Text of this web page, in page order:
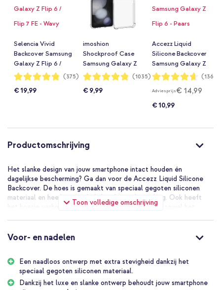
Selencia Vivid
Backcover Samsung
Galaxy Z Flip 6 /
Flip 7 FE - Wavy
Waardering:
96%
(375)
€ 19,99
imoshion
Shockproof Case
Samsung Galaxy Z
Flip 6 - Transparant
Waardering:
96%
(1035)
€ 9,99
Accezz Liquid
Silicone Backcover
Samsung Galaxy Z
Flip 6 - Paars
Waardering:
93%
(1365)
Adviesprijs€ 14,99
€ 10,99
Productomschrijving
Toon volledige omschrijving
Het slanke design van jouw smartphone intact houden én
dagelijkse bescherming? Ga dan voor de Accezz Liquid Silicone
Backcover. De hoes is gemaakt van speciaal gegoten siliconen
materiaal en heeft een schokabsorberende werking. Ook heeft
het hoesje verhoogde randen, dit zorgt ervoor dat zowel het
achterkant van jouw toestel. Dankzij het slanke design van de hoes
Dagelijkse bescherming van jouw smartphone
Het hoesje is vervaardigd uit speciaal gegoten siliconen materiaal.
Dit schokabsorberende materiaal zorgt voor bescherming van je
Voor- en nadelen
Een naadloos ontwerp met extra stevigheid dankzij het
speciaal gegoten siliconen materiaal.
Dankzij het luxe en slanke ontwerp behoudt jouw smartphone